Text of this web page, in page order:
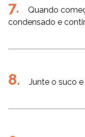
Quando
condensado e
Junte o suco